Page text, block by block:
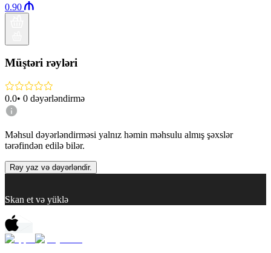
0.90
Müştəri rəyləri
0.0• 0 dəyərləndirmə
Məhsul dəyərləndirməsi yalnız həmin məhsulu almış şəxslər
tərəfindən edilə bilər.
Rəy yaz və dəyərləndir.
Skan et və yüklə